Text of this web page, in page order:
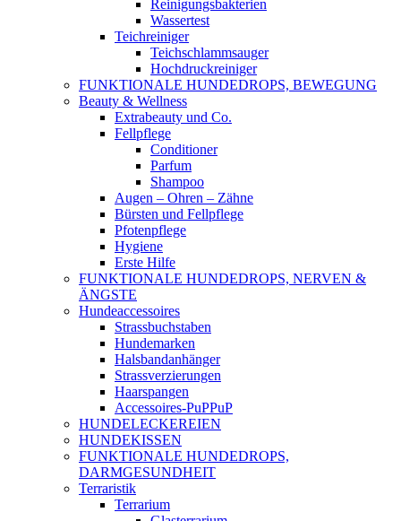
Reinigungsbakterien
Wassertest
Teichreiniger
Teichschlammsauger
Hochdruckreiniger
FUNKTIONALE HUNDEDROPS, BEWEGUNG
Beauty & Wellness
Extrabeauty und Co.
Fellpflege
Conditioner
Parfum
Shampoo
Augen – Ohren – Zähne
Bürsten und Fellpflege
Pfotenpflege
Hygiene
Erste Hilfe
FUNKTIONALE HUNDEDROPS, NERVEN &
ÄNGSTE
Hundeaccessoires
Strassbuchstaben
Hundemarken
Halsbandanhänger
Strassverzierungen
Haarspangen
Accessoires-PuPPuP
HUNDELECKEREIEN
HUNDEKISSEN
FUNKTIONALE HUNDEDROPS,
DARMGESUNDHEIT
Terraristik
Terrarium